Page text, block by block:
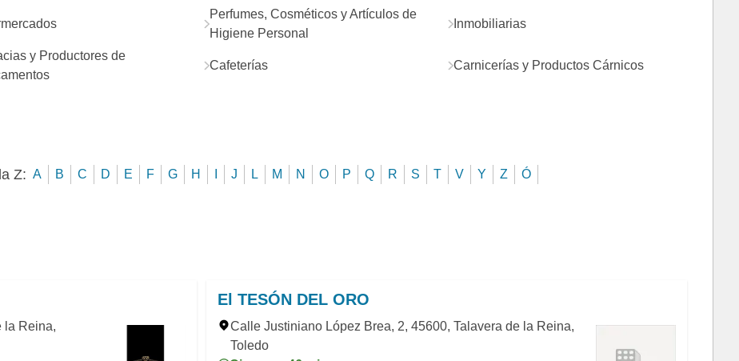
Perfumes, Cosméticos y Artículos de
Higiene Personal
Inmobiliarias
y Productores de
Cafeterías Carnicerías y Productos Cárnicos
Z: A B C D E F G H J L M N O P Q R S T V Y Z Ó
la Reina,
El TESÓN DEL ORO
Calle Justiniano López Brea, 2, 45600, Talavera de la Reina,
Toledo